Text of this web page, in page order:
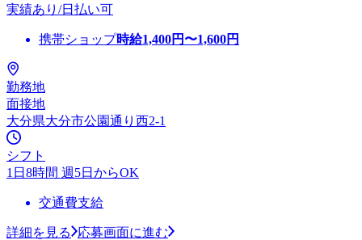
実績あり/日払い可
携帯ショップ時給1,400円〜1,600円
勤務地
面接地
大分県大分市公園通り西2-1
シフト
1日8時間 週5日からOK
交通費支給
詳細を見る
応募画面に進む